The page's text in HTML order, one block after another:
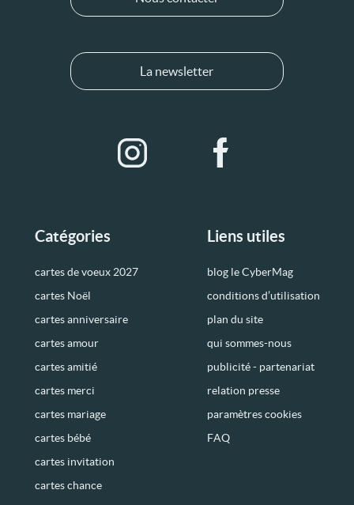
Catégories
cartes de voeux 2027
cartes Noël
cartes anniversaire
cartes amour
cartes amitié
cartes merci
cartes mariage
cartes bébé
cartes invitation
cartes chance
Liens utiles
blog le CyberMag
conditions d’utilisation
plan du site
qui sommes-nous
publicité - partenariat
relation presse
paramètres cookies
FAQ
La newsletter